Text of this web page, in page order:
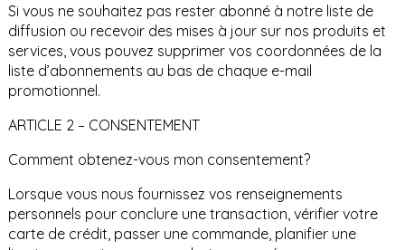
Si vous ne souhaitez pas rester abonné à notre liste de
diffusion ou recevoir des mises à jour sur nos produits et
services, vous pouvez supprimer vos coordonnées de la
liste d’abonnements au bas de chaque e-mail
promotionnel.
ARTICLE 2 – CONSENTEMENT
Comment obtenez-vous mon consentement?
Lorsque vous nous fournissez vos renseignements
personnels pour conclure une transaction, vérifier votre
carte de crédit, passer une commande, planifier une